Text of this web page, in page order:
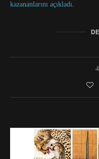
kazananlarını açıkladı.